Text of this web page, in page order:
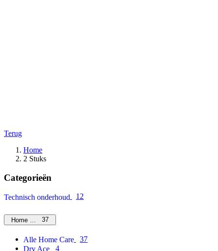
Terug
Home
2 Stuks
Categorieën
Technisch onderhoud 12
Home Care37
Alle Home Care
37
Dry Ace
4